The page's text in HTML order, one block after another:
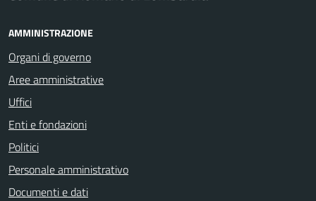
AMMINISTRAZIONE
Organi di governo
Aree amministrative
Uffici
Enti e fondazioni
Politici
Personale amministrativo
Documenti e dati